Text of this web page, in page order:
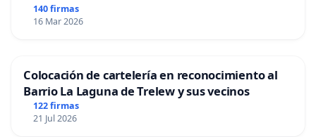
140 firmas
16 Mar 2026
Colocación de cartelería en reconocimiento al
Barrio La Laguna de Trelew y sus vecinos
122 firmas
21 Jul 2026